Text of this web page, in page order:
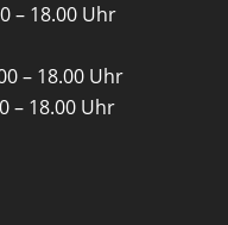
– 18.00 Uhr
– 18.00 Uhr
– 18.00 Uhr